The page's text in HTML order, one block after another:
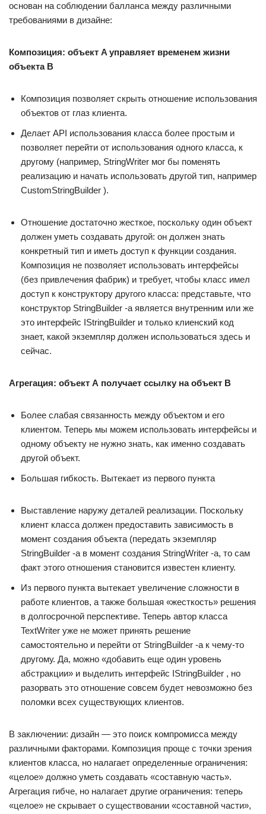
основан на соблюдении балланса между различными
требованиями в дизайне:
Композиция: объект A управляет временем жизни
объекта B
Композиция позволяет скрыть отношение использования
объектов от глаз клиента.
Делает API использования класса более простым и
позволяет перейти от использования одного класса, к
другому (например, StringWriter мог бы поменять
реализацию и начать использовать другой тип, например
CustomStringBuilder ).
Отношение достаточно жесткое, поскольку один объект
должен уметь создавать другой: он должен знать
конкретный тип и иметь доступ к функции создания.
Композиция не позволяет использовать интерфейсы
(без привлечения фабрик) и требует, чтобы класс имел
доступ к конструктору другого класса: представьте, что
конструктор StringBuilder -а является внутренним или же
это интерфейс IStringBuilder и только клиенский код
знает, какой экземпляр должен использоваться здесь и
сейчас.
Агрегация: объект А получает ссылку на объект B
Более слабая связанность между объектом и его
клиентом. Теперь мы можем использовать интерфейсы и
одному объекту не нужно знать, как именно создавать
другой объект.
Большая гибкость. Вытекает из первого пункта
Выставление наружу деталей реализации. Поскольку
клиент класса должен предоставить зависимость в
момент создания объекта (передать экземпляр
StringBuilder -а в момент создания StringWriter -а, то сам
факт этого отношения становится известен клиенту.
Из первого пункта вытекает увеличение сложности в
работе клиентов, а также большая «жесткость» решения
в долгосрочной перспективе. Теперь автор класса
TextWriter уже не может принять решение
самостоятельно и перейти от StringBuilder -а к чему-то
другому. Да, можно «добавить еще один уровень
абстракции» и выделить интерфейс IStringBuilder , но
разорвать это отношение совсем будет невозможно без
поломки всех существующих клиентов.
В заключении: дизайн — это поиск компромисса между
различными факторами. Композиция проще с точки зрения
клиентов класса, но налагает определенные ограничения:
«целое» должно уметь создавать «составную часть».
Агрегация гибче, но налагает другие ограничения: теперь
«целое» не скрывает о существовании «составной части»,